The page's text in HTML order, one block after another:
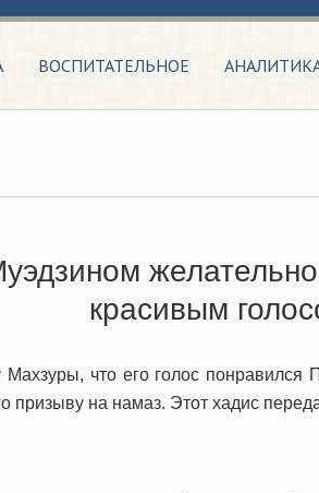
ВОСПИТАТЕЛЬНОЕ
красивым
что его голос понравился
призыву на намаз. Этот хадис